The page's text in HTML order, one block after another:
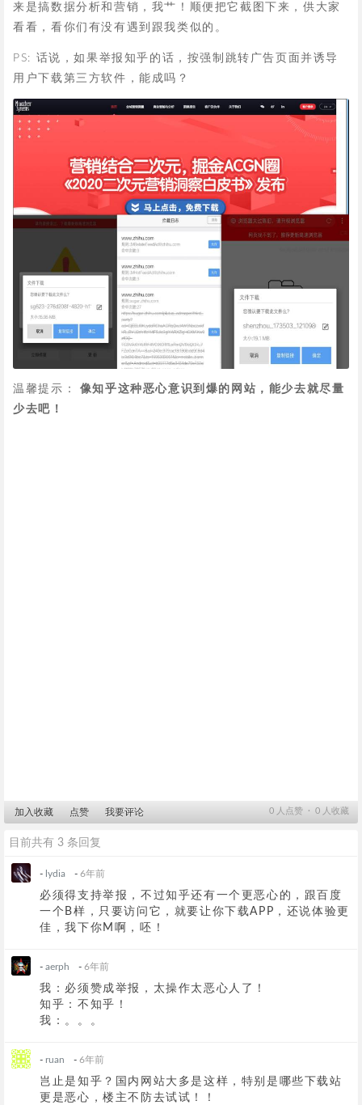
来是搞数据分析和营销，我艹！顺便把它截图下来，供大家
看看，看你们有没有遇到跟我类似的。
PS: 话说，如果举报知乎的话，按强制跳转广告页面并诱导
用户下载第三方软件，能成吗？
温馨提示：
像知乎这种恶心意识到爆的网站，能少去就尽量
少去吧！
0 人点赞 ∙ 0 人收藏
加入收藏 点赞 我要评论
目前共有 3 条回复
- lydia -6年前
必须得支持举报，不过知乎还有一个更恶心的，跟百度
一个B样，只要访问它，就要让你下载APP，还说体验更
佳，我下你M啊，呸！
-aerph -6年前
我：必须赞成举报，太操作太恶心人了！
知乎：不知乎！
我：。。。
- ruan -6年前
岂止是知乎？国内网站大多是这样，特别是哪些下载站
更是恶心，楼主不防去试试！！